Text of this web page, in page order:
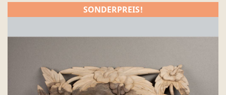
SONDERPREIS!